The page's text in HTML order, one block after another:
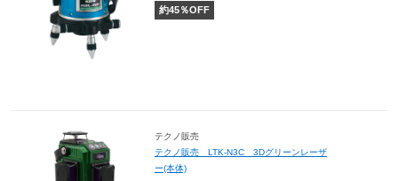
約45％OFF
テクノ販売
テクノ販売 LTK-N3C 3Dグリーンレーザ
ー(本体)